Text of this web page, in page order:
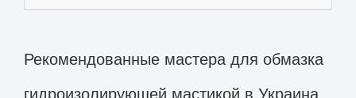
Рекомендованные мастера для обмазка
гидроизолирующей мастикой в Украина